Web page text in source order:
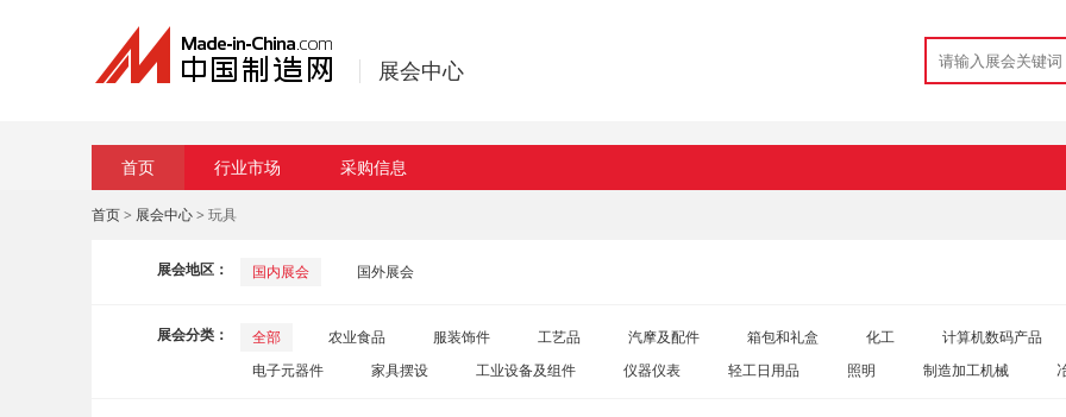
展会中心
首页 行业市场 采购信息
首页> 展会中心> 玩具
展会地区： 国内展会 国外展会
展会分类： 全部 农业食品 服装饰件 工艺品 汽摩及配件 箱包和礼盒 化工
计算机数码产品
电子元器件
家具摆设 工业设备及组件 仪器仪表 轻工日用品 照明 制造加工机械